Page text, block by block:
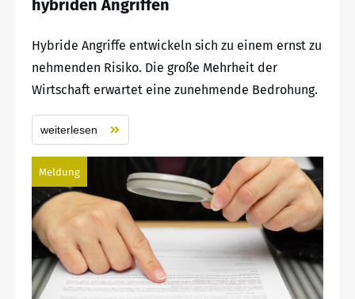
hybriden Angriffen
Hybride Angriffe entwickeln sich zu einem ernst zu
nehmenden Risiko. Die große Mehrheit der
Wirtschaft erwartet eine zunehmende Bedrohung.
weiterlesen
Meldung